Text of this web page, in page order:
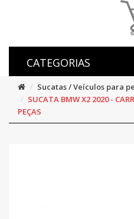
CATEGORIAS
Sucatas / Veículos para
SUCATA BMW X2 2020 -
PEÇAS